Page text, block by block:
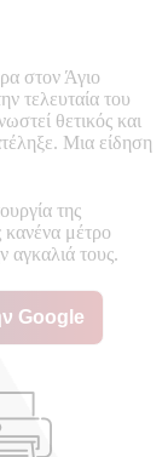
στον Άγιο
τελευταία του
θετικός και
Μια είδηση
της
κανένα μέτρο
αγκαλιά τους.
Google